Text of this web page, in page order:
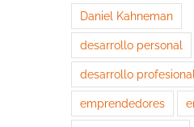
Daniel Kahneman
desarrollo personal
desarrollo profesional
emprendedores